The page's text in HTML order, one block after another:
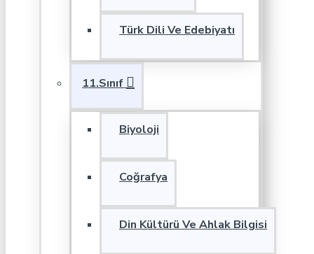
Türk Dili Ve Edebiyatı
11.Sınıf
Biyoloji
Coğrafya
Din Kültürü Ve Ahlak Bilgisi